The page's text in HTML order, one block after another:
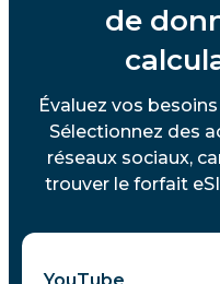
de
Évaluez vos
Sélectionnez des
réseaux sociaux,
trouver le forfait